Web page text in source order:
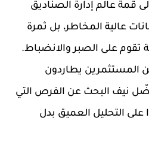
قمة عالم إدارة الصناديق
عالية المخاطر، بل ثمرة
تقوم على الصبر والانضباط.
المستثمرين يطاردون
نيف البحث عن الفرص التي
على التحليل العميق بدل